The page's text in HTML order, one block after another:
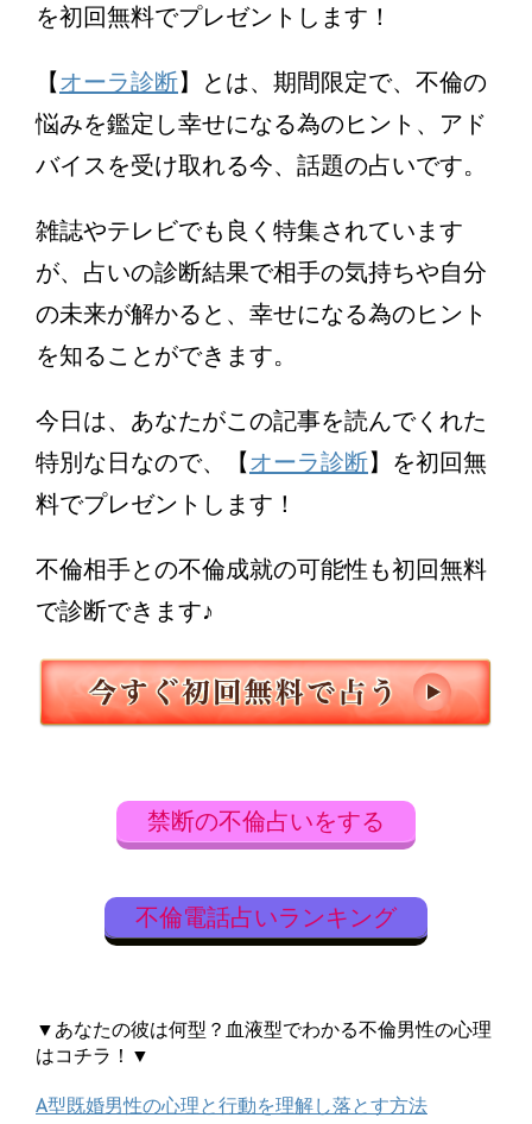
を初回無料でプレゼントします！
【オーラ診断】とは、期間限定で、不倫の
悩みを鑑定し幸せになる為のヒント、アド
バイスを受け取れる今、話題の占いです。
雑誌やテレビでも良く特集されています
が、占いの診断結果で相手の気持ちや自分
の未来が解かると、幸せになる為のヒント
を知ることができます。
今日は、あなたがこの記事を読んでくれた
特別な日なので、【オーラ診断】を初回無
料でプレゼントします！
不倫相手との不倫成就の可能性も初回無料
で診断できます♪
禁断の不倫占いをする
不倫電話占いランキング
▼あなたの彼は何型？血液型でわかる不倫男性の心理
はコチラ！▼
A型既婚男性の心理と行動を理解し落とす方法